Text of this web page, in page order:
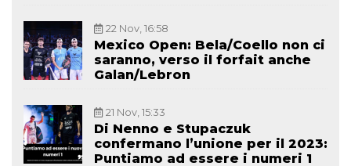
22 Nov, 16:58
Mexico Open: Bela/Coello non ci
saranno, verso il forfait anche
Galan/Lebron
21 Nov, 15:33
Di Nenno e Stupaczuk
confermano l’unione per il 2023:
Puntiamo ad essere i numeri 1